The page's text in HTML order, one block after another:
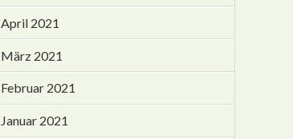
April 2021
März 2021
Februar 2021
Januar 2021